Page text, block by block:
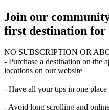
Join our
first destination for
NO SUBSCRIPTION OR
- Purchase a destination on the
locations on our website
- Have all your tips in one
- Avoid long scrolling and